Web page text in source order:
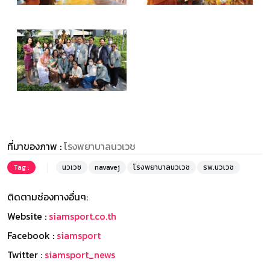
ที่มาของภาพ :โรงพยาบาลนวเวช
Tag : นวเวช navavej โรงพยาบาลนวเวช รพ.นวเวช
ติดตามช่องทางอื่นๆ:
Website : siamsport.co.th
Facebook : siamsport
Twitter : siamsport_news